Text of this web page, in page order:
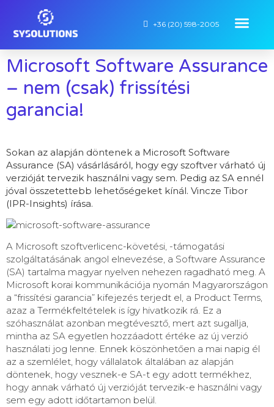
+36 (20) 598-2005
Microsoft Software Assurance
– nem (csak) frissítési
garancia!
Sokan az alapján döntenek a Microsoft Software
Assurance (SA) vásárlásáról, hogy egy szoftver várható új
verzióját tervezik használni vagy sem. Pedig az SA ennél
jóval összetettebb lehetőségeket kínál. Vincze Tibor
(IPR-Insights) írása.
A Microsoft szoftverlicenc-követési, -támogatási
szolgáltatásának angol elnevezése, a Software Assurance
(SA) tartalma magyar nyelven nehezen ragadható meg. A
Microsoft korai kommunikációja nyomán Magyarországon
a “frissítési garancia” kifejezés terjedt el, a Product Terms,
azaz a Termékfeltételek is így hivatkozik rá. Ez a
szóhasználat azonban megtévesztő, mert azt sugallja,
mintha az SA egyetlen hozzáadott értéke az új verzió
használati jog lenne. Ennek köszönhetően a mai napig él
az a szemlélet, hogy vállalatok általában az alapján
döntenek, hogy vesznek-e SA-t egy adott termékhez,
hogy annak várható új verzióját tervezik-e használni vagy
sem egy adott időtartamon belül.